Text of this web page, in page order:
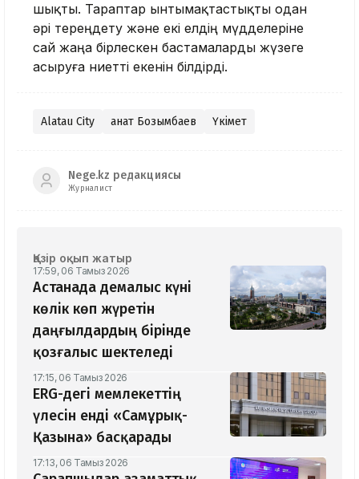
шықты. Тараптар ынтымақтастықты одан
әрі тереңдету және екі елдің мүдделеріне
сай жаңа бірлескен бастамаларды жүзеге
асыруға ниетті екенін білдірді.
Alatau City Қанат Бозымбаев Үкімет
Nege.kz редакциясы
Журналист
Қазір оқып жатыр
17:59, 06 Тамыз 2026
Астанада демалыс күні
көлік көп жүретін
даңғылдардың бірінде
қозғалыс шектеледі
17:15, 06 Тамыз 2026
ERG-дегі мемлекеттің
үлесін енді «Самұрық-
Қазына» басқарады
17:13, 06 Тамыз 2026